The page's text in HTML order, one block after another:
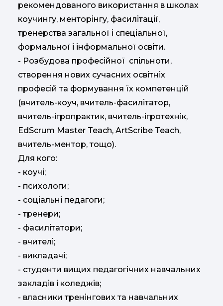
рекомендованого використання в школах
коучингу, менторінгу, фасилітації,
тренерства загальної і спеціальної,
формальної і інформальної освіти.
- Розбудова професійної спільноти,
створення нових сучасних освітніх
професій та формування їх компетенцій
(вчитель-коуч, вчитель-фасилітатор,
вчитель-ігропрактик, вчитель-ігротехнік,
EdScrum Master Teach, ArtScribe Teach,
вчитель-ментор, тощо).
Для кого:
- коучі;
- психологи;
- соціальні педагоги;
- тренери;
- фасилітатори;
- вчителі;
- викладачі;
- студенти вищих педагогічних навчальних
закладів і коледжів;
- власники тренінгових та навчальних